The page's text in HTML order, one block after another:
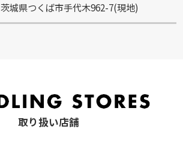
茨城県つくば市手代木962-7(現地)
取り扱い店舗